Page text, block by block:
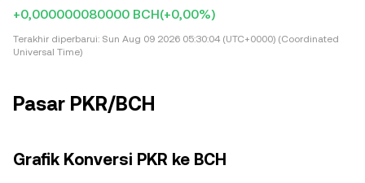
+0,000000080000 BCH(+0,00%)
Terakhir diperbarui: Sun Aug 09 2026 05:30:04 (UTC+0000) (Coordinated
Universal Time)
Pasar PKR/BCH
Grafik Konversi PKR ke BCH